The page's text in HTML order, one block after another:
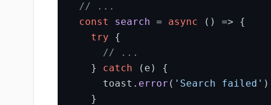
// ...
const
search = async ( ) => {
try {
// ...
    }
catch (e) {
      toast.
error ( 'Search failed'
    }